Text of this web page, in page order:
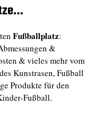
Fußballplatz:
&
& vieles mehr vom
Kunstrasen, Fußball
Produkte für den
Fußball.